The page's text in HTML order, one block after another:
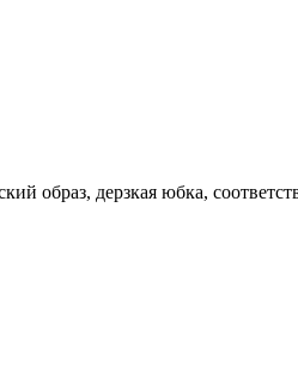
образ, дерзкая юбка,